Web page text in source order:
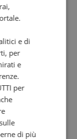
/mese
e di
per
e
per
di più